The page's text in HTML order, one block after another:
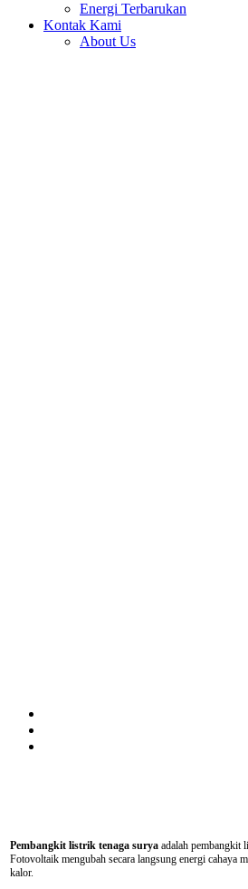
Energi Terbarukan
Kontak Kami
About Us
Pembangkit listrik tenaga surya adalah pembangkit
Fotovoltaik mengubah secara langsung energi cahaya
kalor.